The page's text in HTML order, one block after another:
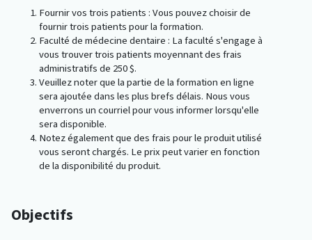
Fournir vos trois patients : Vous pouvez choisir de
fournir trois patients pour la formation.
Faculté de médecine dentaire : La faculté s'engage à
vous trouver trois patients moyennant des frais
administratifs de 250 $.
Veuillez noter que la partie de la formation en ligne
sera ajoutée dans les plus brefs délais. Nous vous
enverrons un courriel pour vous informer lorsqu'elle
sera disponible.
Notez également que des frais pour le produit utilisé
vous seront chargés. Le prix peut varier en fonction
de la disponibilité du produit.
Objectifs